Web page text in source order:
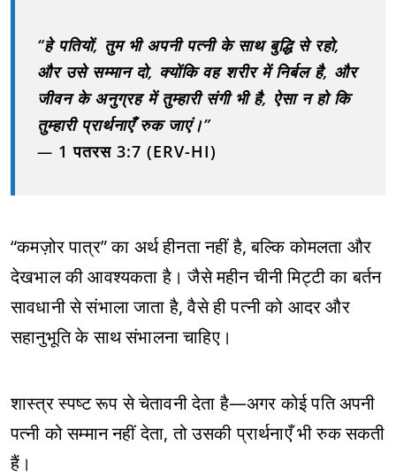
“हे पतियों, तुम भी अपनी पत्नी के साथ बुद्धि से रहो,
और उसे सम्मान दो, क्योंकि वह शरीर में निर्बल है, और
जीवन के अनुग्रह में तुम्हारी संगी भी है, ऐसा न हो कि
तुम्हारी प्रार्थनाएँ रुक जाएं।”
— 1 पतरस 3:7 (ERV-HI)
“कमज़ोर पात्र” का अर्थ हीनता नहीं है, बल्कि कोमलता और
देखभाल की आवश्यकता है। जैसे महीन चीनी मिट्टी का बर्तन
सावधानी से संभाला जाता है, वैसे ही पत्नी को आदर और
सहानुभूति के साथ संभालना चाहिए।
शास्त्र स्पष्ट रूप से चेतावनी देता है—अगर कोई पति अपनी
पत्नी को सम्मान नहीं देता, तो उसकी प्रार्थनाएँ भी रुक सकती
हैं।